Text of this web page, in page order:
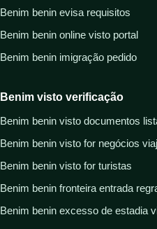
Benim benin evisa requisitos
Benim benin online visto portal
Benim benin imigração pedido
Benim visto verificação
Benim benin visto documentos
Benim benin visto for negócios
Benim benin visto for turistas
Benim benin fronteira entrada
Benim benin excesso de estadia